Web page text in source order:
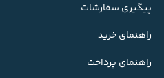
پیگیری سفارشات
راهنمای خرید
راهنمای پرداخت